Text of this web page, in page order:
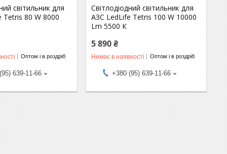
світильник для
Tetris 80 W 8000
Оптом і в роздріб
639-11-66
Світлодіодний світильник для
АЗС LedLife Tetris 100 W 10000
Lm 5500 К
5 890 ₴
Немає в наявності Оптом і в роздріб
+380 (95) 639-11-66